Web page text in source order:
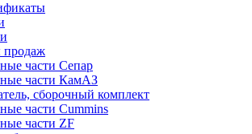
части Сепар
части КамАЗ
сборочный комплект
части Cummins
части ZF